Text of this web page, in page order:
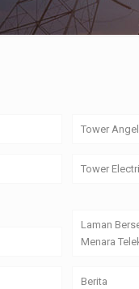
Tower
Tower
Laman
Menara
Berita